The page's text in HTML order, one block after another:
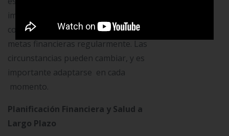
importante que realices una revisión
constante y ajustar tu presupuesto y
metas financieras regularmente. Las
circunstancias pueden cambiar, y es
importante adaptarse en cada
momento.
Planificación Financiera y Salud a
Largo Plazo